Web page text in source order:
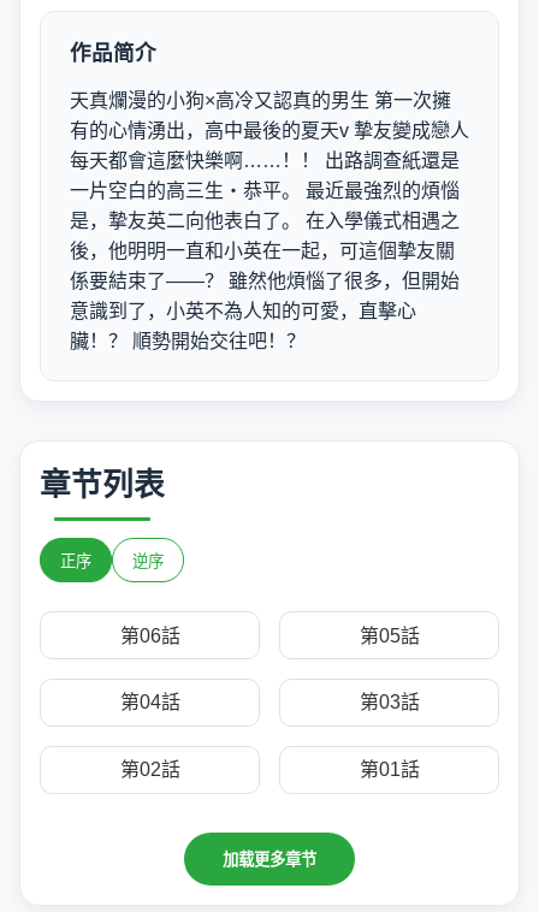
作品简介
天真爛漫的小狗×高冷又認真的男生 第一次擁
有的心情湧出，高中最後的夏天v 摯友變成戀人
每天都會這麼快樂啊……！！ 出路調查紙還是
一片空白的高三生‧恭平。 最近最強烈的煩惱
是，摯友英二向他表白了。 在入學儀式相遇之
後，他明明一直和小英在一起，可這個摯友關
係要結束了——？ 雖然他煩惱了很多，但開始
意識到了，小英不為人知的可愛，直擊心
臟！？ 順勢開始交往吧！？
章节列表
正序 逆序
第06話 第05話
第04話 第03話
第02話 第01話
加载更多章节